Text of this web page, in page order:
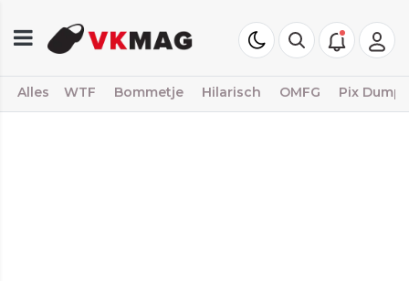
Alles WTF Bommetje Hilarisch OMFG Pix Dump